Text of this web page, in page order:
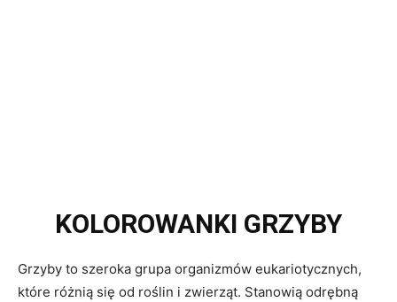
KOLOROWANKI GRZYBY
Grzyby to szeroka grupa organizmów eukariotycznych,
które różnią się od roślin i zwierząt. Stanowią odrębną